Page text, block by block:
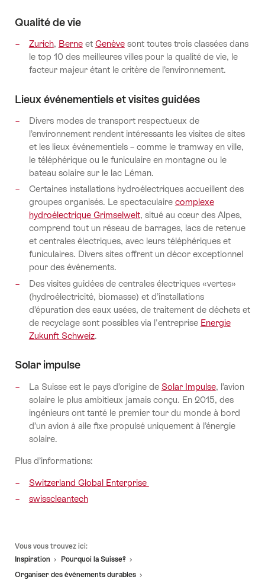
Qualité de vie
Zurich, Berneet Genèvesont toutes trois classées dans
le top 10 des meilleures villes pour la qualité de vie, le
facteur majeur étant le critère de l’environnement.
Lieux événementiels et visites guidées
Divers modes de transport respectueux de
l’environnement rendent intéressants les visites de sites
et les lieux événementiels – comme le tramway en ville,
le téléphérique ou le funiculaire en montagne ou le
bateau solaire sur le lac Léman.
Certaines installations hydroélectriques accueillent des
groupes organisés. Le spectaculaire complexe
hydroélectrique Grimselwelt, situé au cœur des Alpes,
comprend tout un réseau de barrages, lacs de retenue
et centrales électriques, avec leurs téléphériques et
funiculaires. Divers sites offrent un décor exceptionnel
pour des événements.
Des visites guidées de centrales électriques «vertes»
(hydroélectricité, biomasse) et d’installations
d’épuration des eaux usées, de traitement de déchets et
de recyclage sont possibles via l'entreprise Energie
Zukunft Schweiz.
Solar impulse
La Suisse est le pays d’origine de Solar Impulse, l’avion
solaire le plus ambitieux jamais conçu. En 2015, des
ingénieurs ont tanté le premier tour du monde à bord
d’un avion à aile fixe propulsé uniquement à l’énergie
solaire.
Plus d’informations:
Switzerland Global Enterprise
swisscleantech
Vous vous trouvez ici:
Inspiration
Pourquoi la Suisse?
Organiser des événements durables